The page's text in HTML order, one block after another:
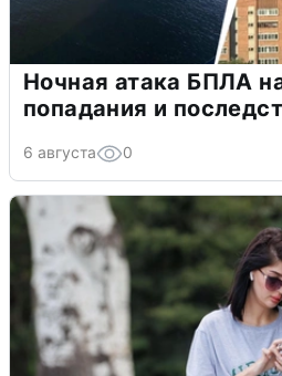
Ночная атака БПЛА
попадания и
6 августа 0